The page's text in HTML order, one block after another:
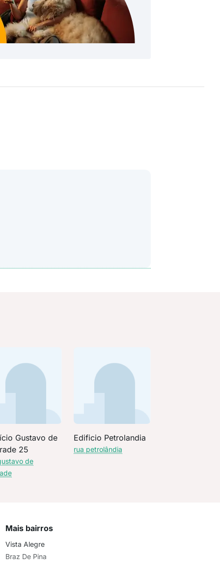
Gustavo de
25
de
Edificio Petrolandia
rua petrolândia
Mais bairros
Vista Alegre
Braz De Pina